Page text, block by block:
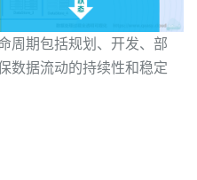
周期包括规划、开发、部
数据流动的持续性和稳定